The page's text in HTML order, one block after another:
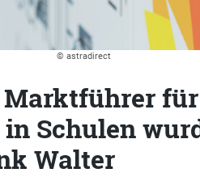
© astradirect
für
Schulen
Walter